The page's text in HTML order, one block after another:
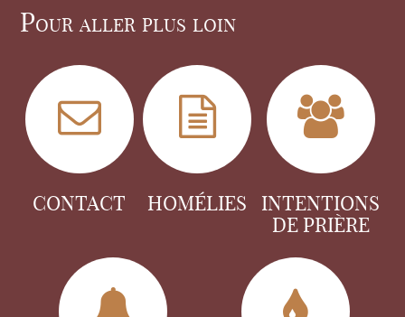
Pour aller plus loin
CONTACT HOMÉLIES
INTENTIONS
DE PRIÈRE